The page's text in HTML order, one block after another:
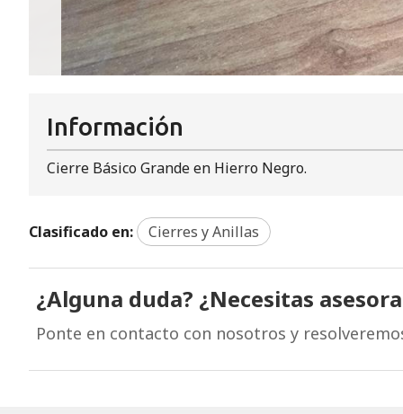
Información
Cierre Básico Grande en Hierro Negro.
Clasificado en: Cierres y Anillas
¿Alguna duda? ¿Necesitas
Ponte en contacto con nosotros y